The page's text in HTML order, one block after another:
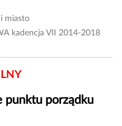
miasto
kadencja VII 2014-2018
punktu porządku